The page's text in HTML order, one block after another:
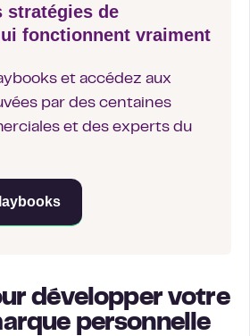
stratégies de
fonctionnent vraiment
et accédez aux
par des centaines
et des experts du
développer votre
personnelle